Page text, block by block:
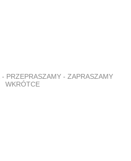
PRZEPRASZAMY - ZAPRASZAMY
WKRÓTCE